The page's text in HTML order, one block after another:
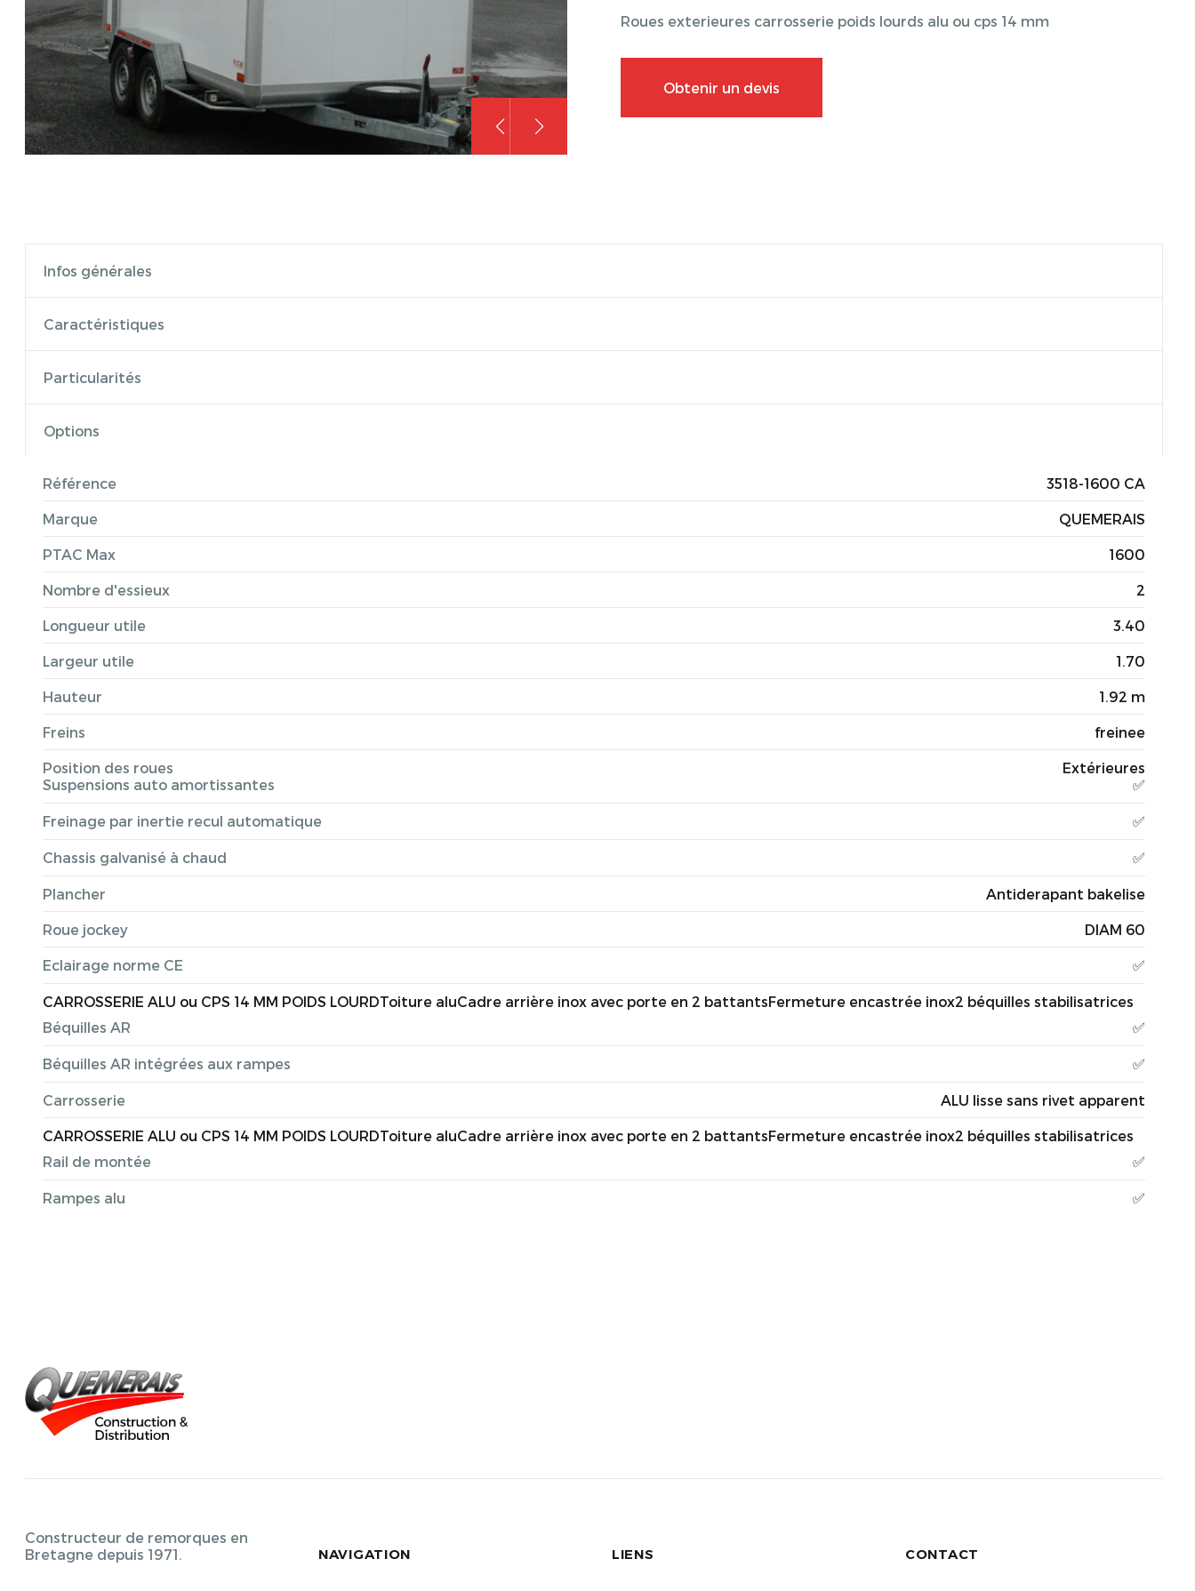
Roues exterieures carrosserie poids lourds alu ou cps 14 mm
Obtenir un devis
Infos générales
Caractéristiques
Particularités
Options
Référence 3518-1600 CA
Marque QUEMERAIS
PTAC Max 1600
Nombre d'essieux 2
Longueur utile 3.40
Largeur utile 1.70
Hauteur 1.92 m
Freins freinee
Position des roues
Extérieures
Suspensions auto amortissantes
✅
Freinage par inertie recul automatique ✅
Chassis galvanisé à chaud ✅
Plancher Antiderapant bakelise
Roue jockey DIAM 60
Eclairage norme CE ✅
CARROSSERIE ALU ou CPS 14 MM POIDS LOURDToiture aluCadre arrière inox avec porte en 2 battantsFermeture encastrée inox2 béquilles stabilisatrices
Béquilles AR
✅
Béquilles AR intégrées aux rampes ✅
Carrosserie ALU lisse sans rivet apparent
CARROSSERIE ALU ou CPS 14 MM POIDS LOURDToiture aluCadre arrière inox avec porte en 2 battantsFermeture encastrée inox2 béquilles stabilisatrices
Rail de montée
✅
Rampes alu ✅
Constructeur de remorques en
Bretagne depuis 1971.
NAVIGATION LIENS CONTACT